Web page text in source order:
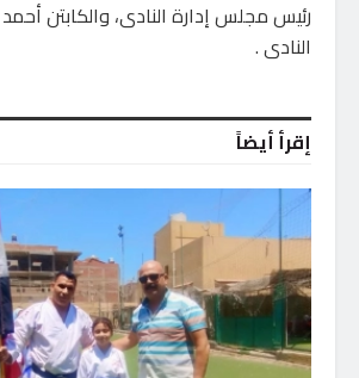
رئيس مجلس إدارة النادى، والكابتن
النادى .
إقرأ أيضاً